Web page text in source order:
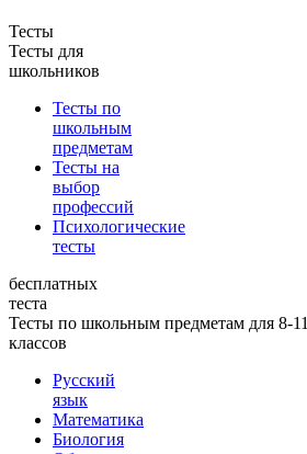
Тесты
Тесты для
школьников
Тесты по
школьным
предметам
Тесты на
выбор
профессий
Психологические
тесты
бесплатных
теста
Тесты по школьным предметам для 8-11
классов
Русский
язык
Математика
Биология